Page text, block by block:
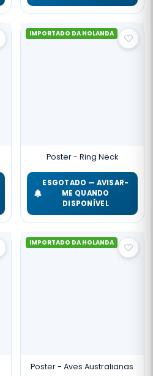
IMPORTADO DA HOLANDA
Poster - Ring Neck
ESGOTADO — AVISAR-
ME QUANDO
DISPONÍVEL
IMPORTADO DA HOLANDA
Poster - Aves Australianas